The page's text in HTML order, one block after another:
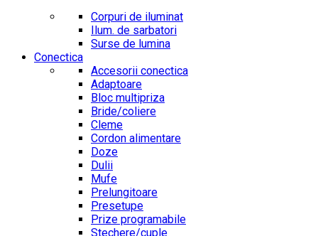
Corpuri de iluminat
Ilum. de sarbatori
Surse de lumina
Conectica
Accesorii conectica
Adaptoare
Bloc multipriza
Bride/coliere
Cleme
Cordon alimentare
Doze
Dulii
Mufe
Prelungitoare
Presetupe
Prize programabile
Stechere/cuple